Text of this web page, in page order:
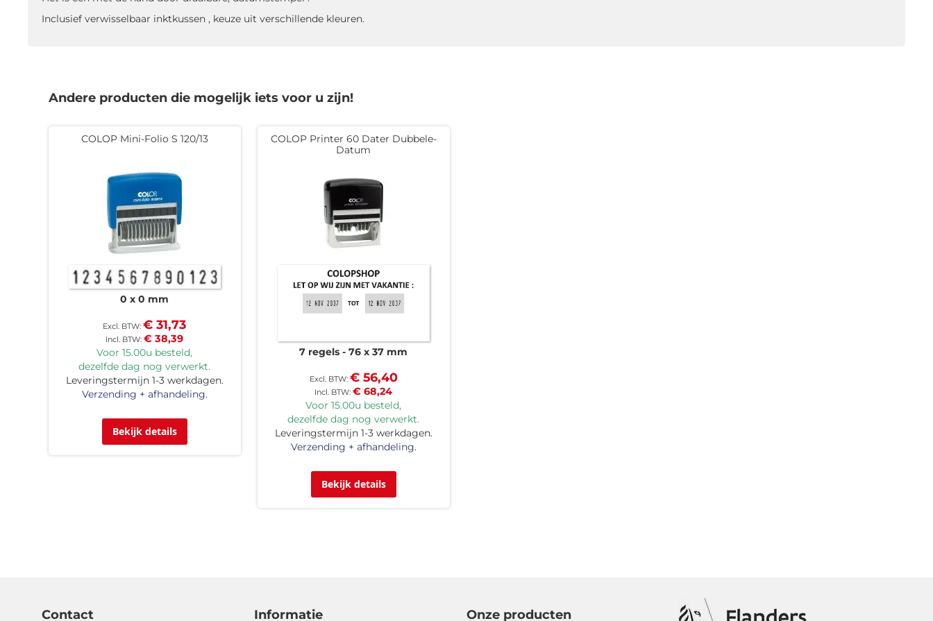
Inclusief verwisselbaar inktkussen , keuze uit verschillende kleuren.
Andere producten die mogelijk iets voor u zijn!
COLOP Mini-Folio S 120/13
0 x 0 mm
€ 38,39
€ 31,73
Voor 15.00u besteld,
dezelfde dag nog verwerkt.
Leveringstermijn 1-3 werkdagen.
Verzending + afhandeling.
Bekijk details
COLOP Printer 60 Dater Dubbele-
Datum
7 regels 76 x 37 mm
€ 68,24
€ 56,40
Voor 15.00u besteld,
dezelfde dag nog verwerkt.
Leveringstermijn 1-3 werkdagen.
Verzending + afhandeling.
Bekijk details
Contact Informatie Onze producten